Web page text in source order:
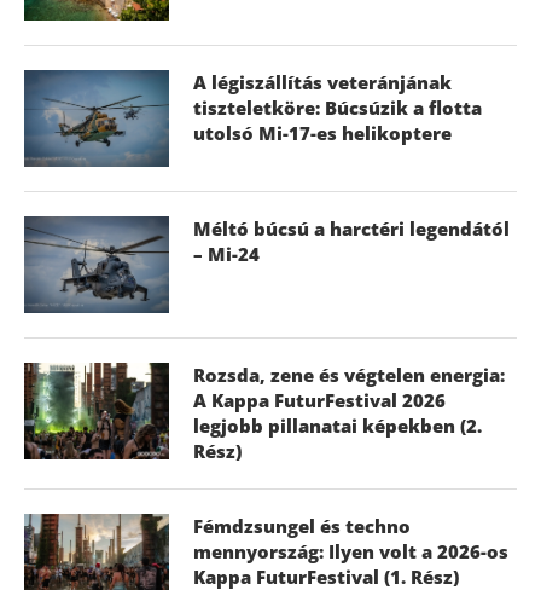
A légiszállítás veteránjának
tiszteletköre: Búcsúzik a flotta
utolsó Mi-17-es helikoptere
Méltó búcsú a harctéri legendától
– Mi-24
Rozsda, zene és végtelen energia:
A Kappa FuturFestival 2026
legjobb pillanatai képekben (2.
Rész)
Fémdzsungel és techno
mennyország: Ilyen volt a 2026-os
Kappa FuturFestival (1. Rész)